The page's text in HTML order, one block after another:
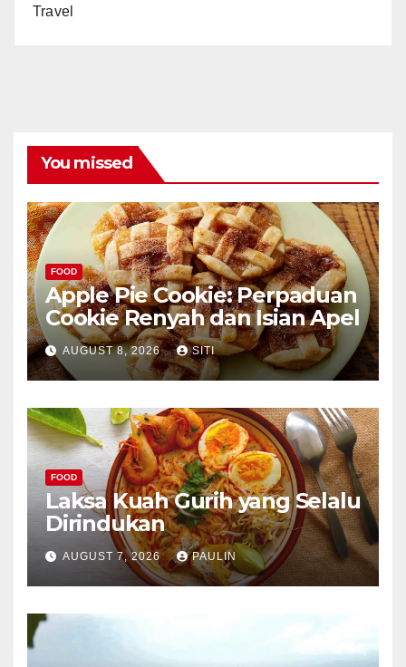
Travel
You missed
FOOD
Apple Pie Cookie: Perpaduan
Cookie Renyah dan Isian Apel
AUGUST 8, 2026 SITI
FOOD
Laksa Kuah Gurih yang Selalu
Dirindukan
AUGUST 7, 2026 PAULIN